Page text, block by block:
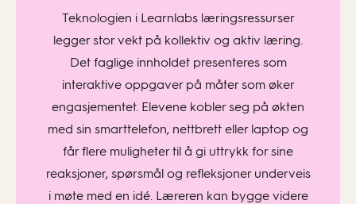
Teknologien i Learnlabs læringsressurser
legger stor vekt på kollektiv og aktiv læring.
Det faglige innholdet presenteres som
interaktive oppgaver på måter som øker
engasjementet. Elevene kobler seg på økten
med sin smarttelefon, nettbrett eller laptop og
får flere muligheter til å gi uttrykk for sine
reaksjoner, spørsmål og refleksjoner underveis
i møte med en idé. Læreren kan bygge videre